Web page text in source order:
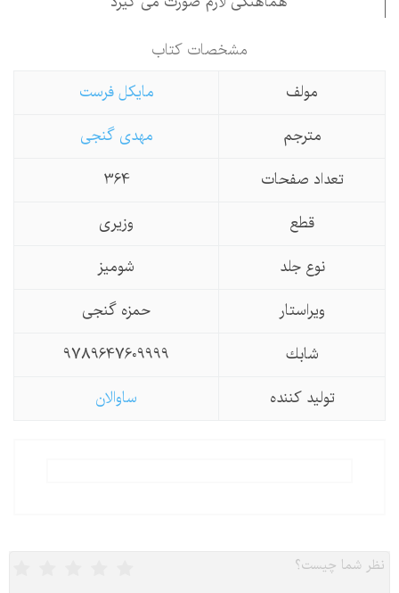
مشخصات كتاب
مولف
مایکل فرست
مترجم
مهدی گنجی
تعداد صفحات
364
قطع
وزیری
نوع جلد
شومیز
ویراستار
حمزه گنجی
شابك
9789647609999
تولید كننده
ساوالان